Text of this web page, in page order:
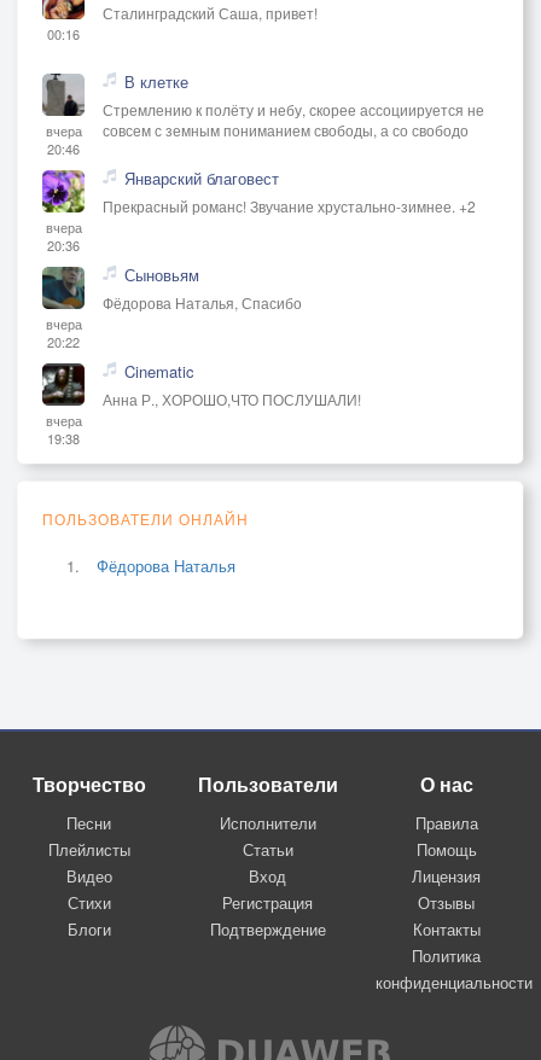
00:16
Сталинградский Саша, привет!
вчера
20:46
В клетке
Стремлению к полёту и небу, скорее ассоциируется не
совсем с земным пониманием свободы, а со свободо
вчера
20:36
Январский благовест
Прекрасный романс! Звучание хрустально-зимнее. +2
вчера
20:22
Сыновьям
Фёдорова Наталья, Спасибо
вчера
19:38
Cinematic
Анна Р., ХОРОШО,ЧТО ПОСЛУШАЛИ!
ПОЛЬЗОВАТЕЛИ ОНЛАЙН
Фёдорова Наталья
Творчество
Песни
Плейлисты
Видео
Стихи
Блоги
Пользователи
Исполнители
Статьи
Вход
Регистрация
Подтверждение
О нас
Правила
Помощь
Лицензия
Отзывы
Контакты
Политика
конфиденциальности